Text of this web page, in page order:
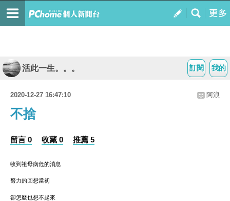
我的
訂閱
活此一生。。。
2020-12-27 16:47:10 阿浪
不捨
留言 0 收藏 0 推薦 5
收到祖母病危的消息
努力的回想當初
卻怎麼也想不起來